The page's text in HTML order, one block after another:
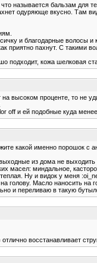
называется бальзам для
одуряюще вкусно. Там
и благодарные
приятно пахнут. С такими
подходит, кожа шелковая
высоком проценте, то не
off и ей подобные куда
какой именно порошок с
из дома не
миндальное,
Ну и видок у меня
голову. Масло наносить
и переливаю в такую
восстанавливает